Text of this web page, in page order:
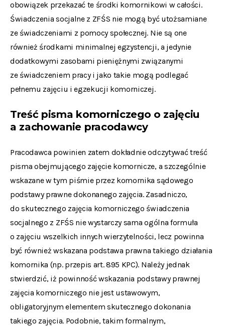
obowiązek przekazać te środki komornikowi w całości.
Świadczenia socjalne z ZFŚS nie mogą być utożsamiane
ze świadczeniami z pomocy społecznej. Nie są one
również środkami minimalnej egzystencji, a jedynie
dodatkowymi zasobami pieniężnymi związanymi
ze świadczeniem pracy i jako takie mogą podlegać
pełnemu zajęciu i egzekucji komorniczej.
Treść pisma komorniczego o zajęciu
a zachowanie pracodawcy
Pracodawca powinien zatem dokładnie odczytywać treść
pisma obejmującego zajęcie komornicze, a szczególnie
wskazane w tym piśmie przez komornika sądowego
podstawy prawne dokonanego zajęcia. Zasadniczo,
do skutecznego zajęcia komorniczego świadczenia
socjalnego z ZFŚS nie wystarczy sama ogólna formuła
o zajęciu wszelkich innych wierzytelności, lecz powinna
być również wskazana podstawa prawna takiego działania
komornika (np. przepis art. 895 KPC). Należy jednak
stwierdzić, iż powinność wskazania podstawy prawnej
zajęcia komorniczego nie jest ustawowym,
obligatoryjnym elementem skutecznego dokonania
takiego zajęcia. Podobnie, takim formalnym,